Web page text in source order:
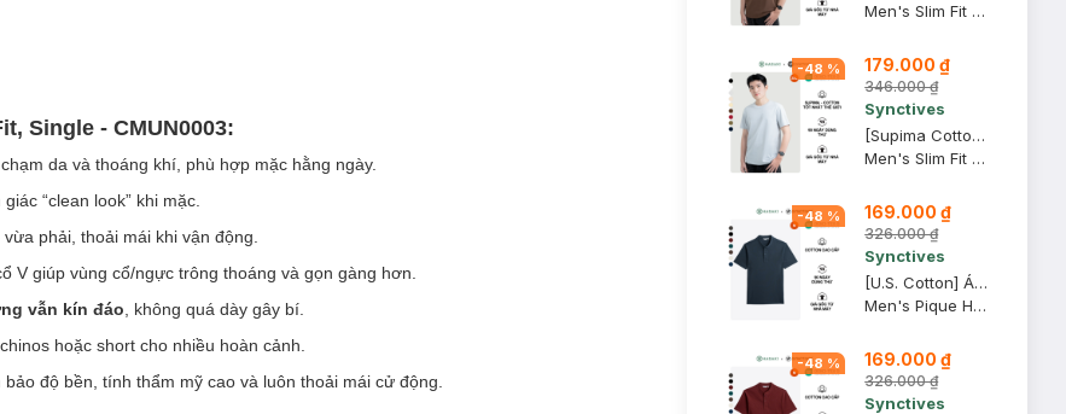
Single - CMUN0003:
da và thoáng khí, phù hợp mặc hằng ngày.
“clean look” khi mặc.
phải, thoải mái khi vận động.
V giúp vùng cổ/ngực trông thoáng và gọn gàng hơn.
vẫn kín đáo , không quá dày gây bí.
hoặc short cho nhiều hoàn cảnh.
độ bền, tính thẩm mỹ cao và luôn thoải mái cử động.
Men's Slim Fit Crew-neck T-shirt
-48 % 179.000 ₫
346.000 ₫
Synctives
[Supima Cotton] Áo Thun Nam Synctives Slim Fit, Xám Nhạt, Size 2XL - CMTS0008
Men's Slim Fit Crew-neck T-shirt
-48 % 169.000 ₫
326.000 ₫
Synctives
[U.S. Cotton] Áo Thun Nam Synctives Cổ Henlay Regular Fit, Xanh Ðen, M - CMTS07
Men's Pique Henley T-shirt
-48 % 169.000 ₫
326.000 ₫
Synctives